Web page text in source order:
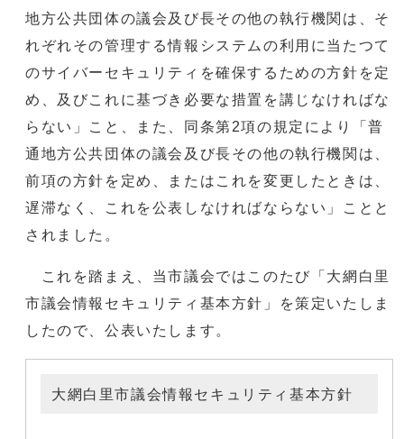
地方公共団体の議会及び長その他の執行機関は、そ
れぞれその管理する情報システムの利用に当たつて
のサイバーセキュリティを確保するための方針を定
め、及びこれに基づき必要な措置を講じなければな
らない」こと、また、同条第2項の規定により「普
通地方公共団体の議会及び長その他の執行機関は、
前項の方針を定め、またはこれを変更したときは、
遅滞なく、これを公表しなければならない」ことと
されました。
これを踏まえ、当市議会ではこのたび「大網白里
市議会情報セキュリティ基本方針」を策定いたしま
したので、公表いたします。
大網白里市議会情報セキュリティ基本方針